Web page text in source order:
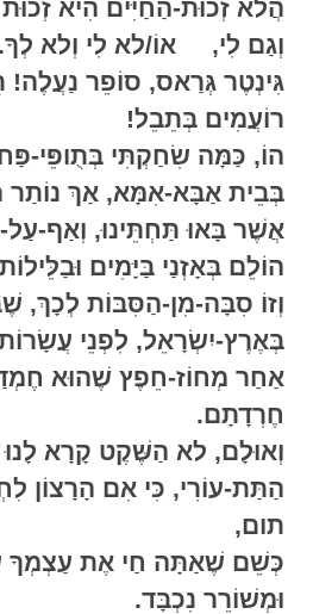
הֲלא זְכוּת-הַחַיִּים הִיא זְכוּת
וְגַם לִי, אוֹ/לא לִי וְלא לְךָ.
גִּינְטֶר גְּרַאס, סוֹפֵר נַעֲלֶה!
רוֹעֲמִים בְּתֵבֵל!
הוֹ, כַּמָּה שִׂחַקְתִּי בְּתֻופֵּי-פַּח
בְּבֵית אַבָּא-אִמָּא, אַךְ נוֹתַר
אֲשֶׁר בָּאוּ תַּחְתֵּינוּ, וְאַף-עַל-
הוֹלֵם בְּאָזְנַי בַּיָּמִים
וְזוֹ סִבָּה-מִן-הַסִּבּוֹת לְכָךְ,
בְּאֶרֶץ-יִשְׂרָאֵל, לִפְנֵי
אַחַר מְחוֹז-חֵפֶץ שֶׁהוּא
חֶרְדָתָם.
וְאוּלָם, לא הַשֶּׁקֶט קָרָא לָנוּ
הַתַּת-עוֹרִי, כִּי אִם הָרָצוֹן
תום,
כְּשֵׁם שֶׁאַתָּה חַי אֶת עַצְמְךָ
וּמְשׁוֹרֵר נִכְבָּד.